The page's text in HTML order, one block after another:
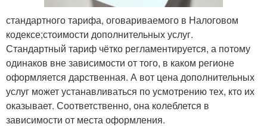
стандартного тарифа, оговариваемого в Налоговом
кодексе;стоимости дополнительных услуг.
Стандартный тариф чётко регламентируется, а потому
одинаков вне зависимости от того, в каком регионе
оформляется дарственная. А вот цена дополнительных
услуг может устанавливаться по усмотрению тех, кто их
оказывает. Соответственно, она колеблется в
зависимости от места оформления.